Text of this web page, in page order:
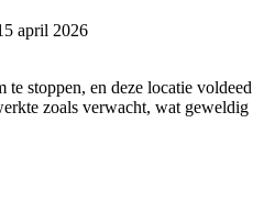
april 2026
stoppen, en deze locatie voldeed
zoals verwacht, wat geweldig